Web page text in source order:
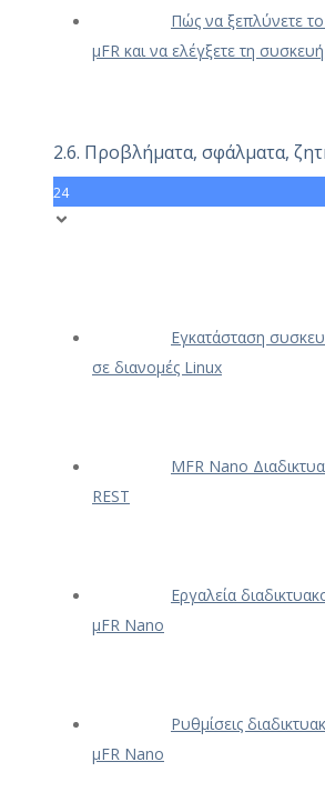
Πώς να ξεπλύνετε
μFR και να ελέγξετε τη
2.6. Προβλήματα, σφάλματα,
24
Εγκατάσταση
σε διανομές Linux
ΜFR Nano
REST
Εργαλεία
μFR Nano
Ρυθμίσεις
μFR Nano